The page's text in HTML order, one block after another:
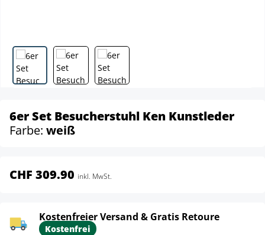
6er Set Besucherstuhl Ken Kunstleder
Farbe: weiß
CHF 309.90 inkl. MwSt.
Kostenfreier Versand & Gratis Retoure
Kostenfrei